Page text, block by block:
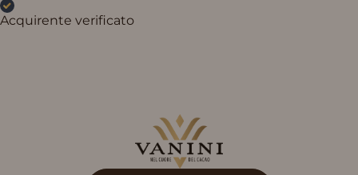
Acquirente verificato
Vanini